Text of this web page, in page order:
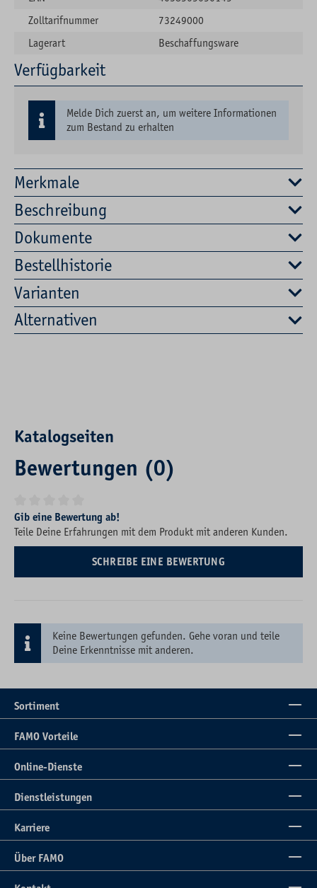
Merkmale
Beschreibung
Dokumente
Bestellhistorie
Varianten
Alternativen
Zolltarifnummer
73249000
Lagerart
Beschaffungsware
Verfügbarkeit
Melde Dich zuerst an, um weitere Informationen
zum Bestand zu erhalten
Katalogseiten
Bewertungen (0)
Durchschnittliche Bewertung von 0 von 5 Sternen
Gib eine Bewertung ab!
Teile Deine Erfahrungen mit dem Produkt mit anderen Kunden.
SCHREIBE EINE BEWERTUNG
Keine Bewertungen gefunden. Gehe voran und teile
Deine Erkenntnisse mit anderen.
Sortiment
FAMO Vorteile
Online-Dienste
Dienstleistungen
Karriere
Über FAMO